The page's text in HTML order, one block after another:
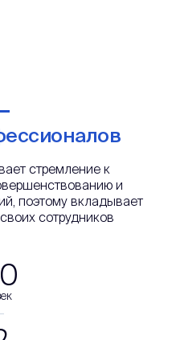
стремление к
и
поэтому вкладывает
сотрудников